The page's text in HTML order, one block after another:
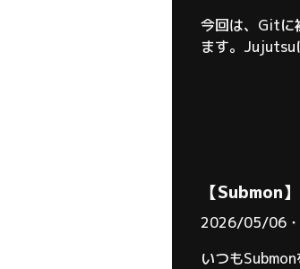
今回は、Gitに
ます。Jujutsu
【Submon
2026/05/06・
いつも